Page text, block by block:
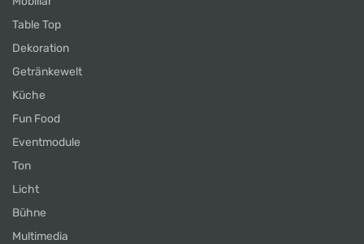
Table Top
Dekoration
Getränkewelt
Küche
Fun Food
Eventmodule
Ton
Licht
Bühne
Multimedia